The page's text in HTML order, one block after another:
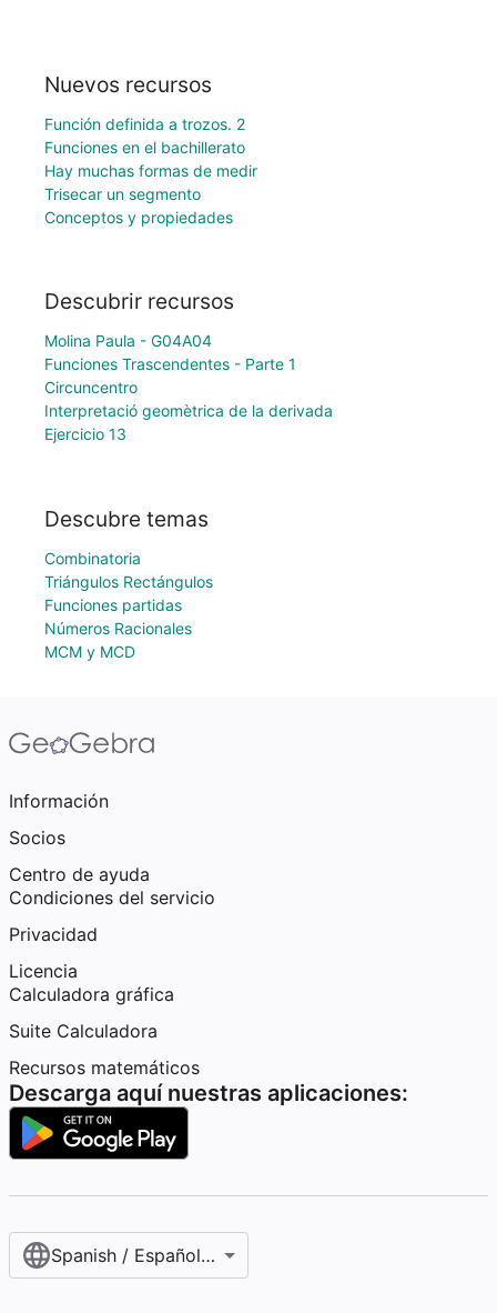
Nuevos recursos
Función definida a trozos. 2
Funciones en el bachillerato
Hay muchas formas de medir
Trisecar un segmento
Conceptos y propiedades
Descubrir recursos
Molina Paula - G04A04
Funciones Trascendentes - Parte 1
Circuncentro
Interpretació geomètrica de la derivada
Ejercicio 13
Descubre temas
Combinatoria
Triángulos Rectángulos
Funciones partidas
Números Racionales
MCM y MCD
Información
Socios
Centro de ayuda
Condiciones del servicio
Privacidad
Licencia
Calculadora gráfica
Suite Calculadora
Recursos matemáticos
Descarga aquí nuestras aplicaciones:
Spanish / Español (internacional)